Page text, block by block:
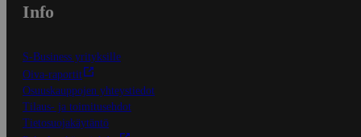
Info
S-Business yrityksille
Oiva-raportit
Osuuskauppojen yhteystiedot
Tilaus- ja toimitusehdot
Tietosuojakäytäntö